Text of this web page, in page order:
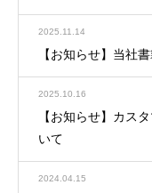
2025.11.14
【お知らせ】当社
2025.10.16
【お知らせ】カス
いて
2024.04.15